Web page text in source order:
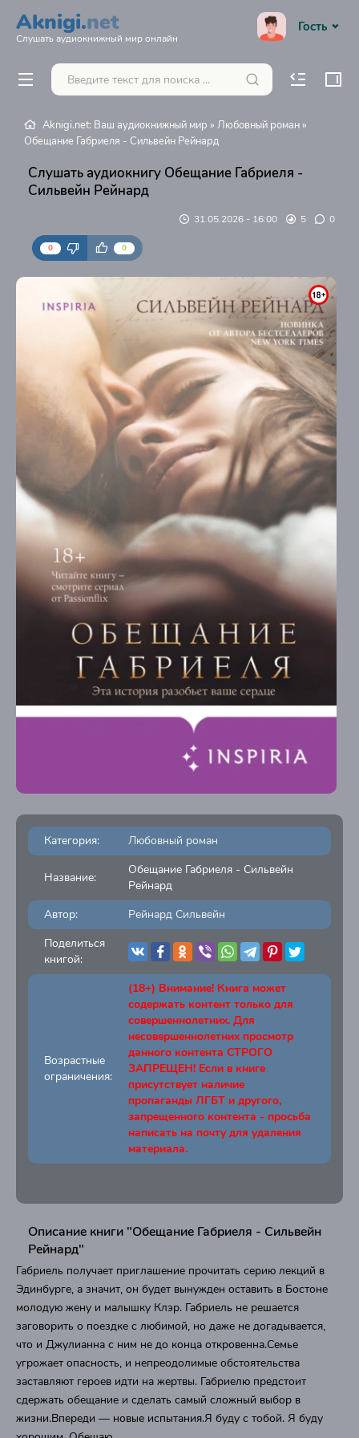
Aknigi.net
Слушать аудиокнижный мир онлайн
Гость
Aknigi.net: Ваш аудиокнижный мир » Любовный роман »
Обещание Габриеля - Сильвейн Рейнард
Слушать аудиокнигу Обещание Габриеля -
Сильвейн Рейнард
31.05.2026 - 16:00 5 0
0 0
Категория: Любовный роман
Название:
Обещание Габриеля - Сильвейн
Рейнард
Автор:
Рейнард Сильвейн
Поделиться
книгой:
Возрастные
ограничения:
(18+) Внимание! Книга может
содержать контент только для
совершеннолетних. Для
несовершеннолетних просмотр
данного контента СТРОГО
ЗАПРЕЩЕН! Если в книге
присутствует наличие
пропаганды ЛГБТ и другого,
запрещенного контента - просьба
написать на почту для удаления
материала.
Описание книги "Обещание Габриеля - Сильвейн
Рейнард"
Габриель получает приглашение прочитать серию лекций в
Эдинбурге, а значит, он будет вынужден оставить в Бостоне
молодую жену и малышку Клэр. Габриель не решается
заговорить о поездке с любимой, но даже не догадывается,
что и Джулианна с ним не до конца откровенна.Семье
угрожает опасность, и непреодолимые обстоятельства
заставляют героев идти на жертвы. Габриелю предстоит
сдержать обещание и сделать самый сложный выбор в
жизни.Впереди — новые испытания.Я буду с тобой. Я буду